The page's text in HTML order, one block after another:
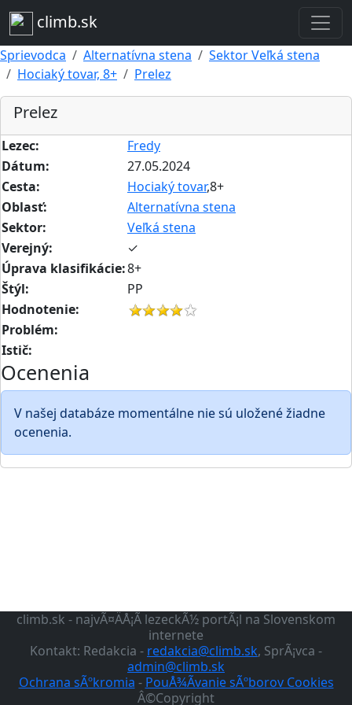
climb.sk
Sprievodca Alternatívna stena
Sektor Veľká stena
Hociaký tovar, 8+
Prelez
Prelez
Lezec:
Fredy
Dátum:
27.05.2024
Cesta:
Hociaký tovar,8+
Oblasť:
Alternatívna stena
Sektor:
Veľká stena
Verejný:
✓
Úprava klasifikácie:8+
Štýl:
PP
Hodnotenie:
Problém:
Istič:
Ocenenia
V našej databáze momentálne nie sú uložené žiadne
ocenenia.
climb.sk - najvÃ¤ÄÅ¡Ã­ lezeckÃ½ portÃ¡l na Slovenskom
internete
Kontakt: Redakcia - redakcia@climb.sk, SprÃ¡vca -
admin@climb.sk
Ochrana sÃºkromia - PouÅ¾Ã­vanie sÃºborov Cookies
Â©Copyright